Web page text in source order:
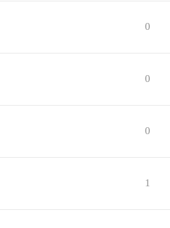
0
0
0
1